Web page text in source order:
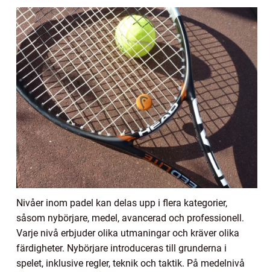
Nivåer inom padel kan delas upp i flera kategorier,
såsom nybörjare, medel, avancerad och professionell.
Varje nivå erbjuder olika utmaningar och kräver olika
färdigheter. Nybörjare introduceras till grunderna i
spelet, inklusive regler, teknik och taktik. På medelnivå